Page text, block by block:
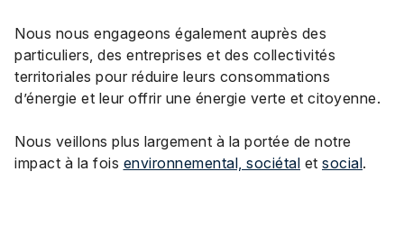
Nous nous engageons également auprès des
particuliers, des entreprises et des collectivités
territoriales pour réduire leurs consommations
d’énergie et leur offrir une énergie verte et citoyenne.
Nous veillons plus largement à la portée de notre
impact à la fois environnemental, sociétal et social.